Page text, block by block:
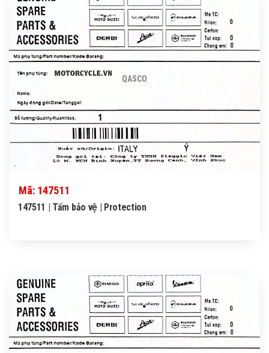
QASCO
Mã: 147511
147511 | Tấm bảo vệ | Protection